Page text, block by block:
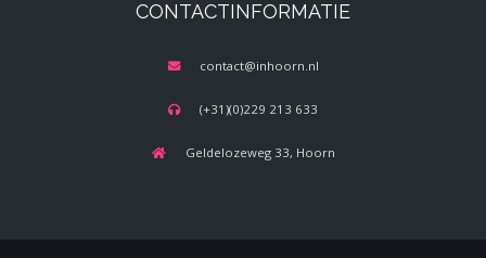
CONTACTINFORMATIE
contact@inhoorn.nl
(+31)(0)229 213 633
Geldelozeweg 33, Hoorn